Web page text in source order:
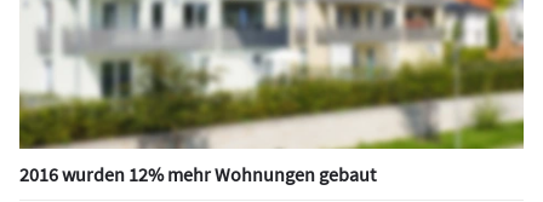
2016 wurden 12% mehr Wohnungen gebaut